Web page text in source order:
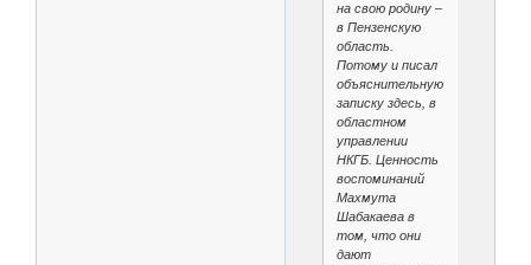
на свою родину –
в Пензенскую
область.
Потому и писал
объяснительную
записку здесь, в
областном
управлении
НКГБ. Ценность
воспоминаний
Махмута
Шабакаева в
том, что они
дают